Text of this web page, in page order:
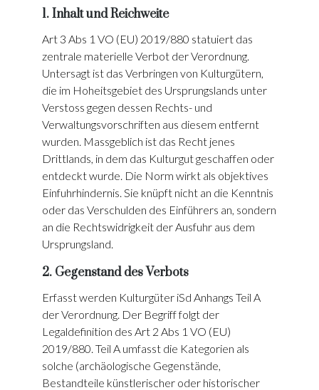
1. Inhalt und Reichweite
Art 3 Abs 1 VO (EU) 2019/880 statuiert das
zentrale materielle Verbot der Verordnung.
Untersagt ist das Verbringen von Kulturgütern,
die im Hoheitsgebiet des Ursprungslands unter
Verstoss gegen dessen Rechts- und
Verwaltungsvorschriften aus diesem entfernt
wurden. Massgeblich ist das Recht jenes
Drittlands, in dem das Kulturgut geschaffen oder
entdeckt wurde. Die Norm wirkt als objektives
Einfuhrhindernis. Sie knüpft nicht an die Kenntnis
oder das Verschulden des Einführers an, sondern
an die Rechtswidrigkeit der Ausfuhr aus dem
Ursprungsland.
2. Gegenstand des Verbots
Erfasst werden Kulturgüter iSd Anhangs Teil A
der Verordnung. Der Begriff folgt der
Legaldefinition des Art 2 Abs 1 VO (EU)
2019/880. Teil A umfasst die Kategorien als
solche (archäologische Gegenstände,
Bestandteile künstlerischer oder historischer